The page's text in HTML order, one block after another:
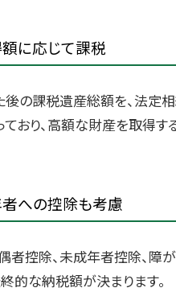
に応じて課税
の課税遺産総額を、法定
おり、高額な財産を取得す
への控除も考慮
者控除、未成年者控除、障
的な納税額が決まります。